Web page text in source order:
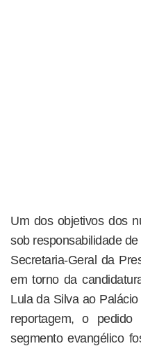
Um dos objetivos dos
sob responsabilidade
Secretaria-Geral da
em torno da
Lula da Silva ao
reportagem, o
segmento evangélico